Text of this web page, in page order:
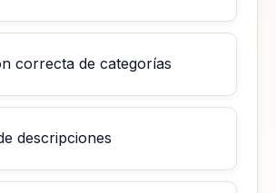
correcta de categorías
descripciones